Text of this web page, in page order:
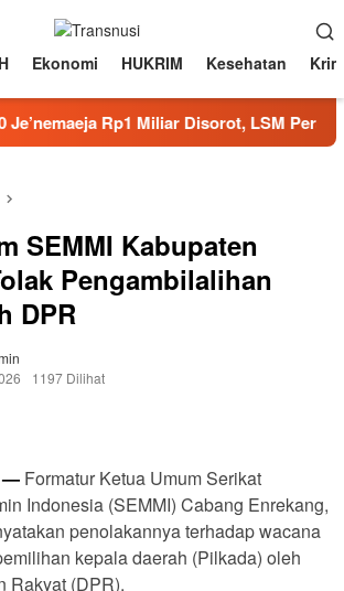
Ekonomi HUKRIM Kesehatan
Rp1 Miliar Disorot, LSM Perak
SEMMI Kabupaten
Pengambilalihan
DPR
1197 Dilihat
— Formatur Ketua Umum Serikat
Indonesia (SEMMI) Cabang Enrekang,
penolakannya terhadap wacana
kepala daerah (Pilkada) oleh
Rakyat (DPR).